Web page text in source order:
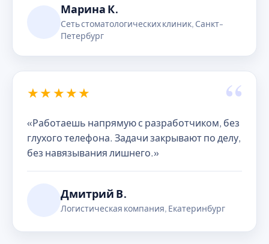
Марина К.
Сеть стоматологических клиник, Санкт-
Петербург
★★★★★ “
«Работаешь напрямую с разработчиком, без
глухого телефона. Задачи закрывают по делу,
без навязывания лишнего.»
Дмитрий В.
Логистическая компания, Екатеринбург